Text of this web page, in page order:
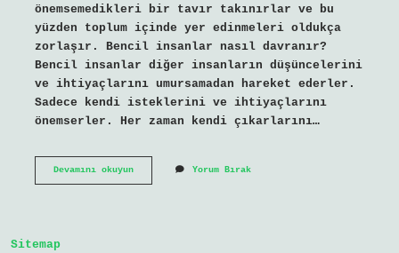
önemsemedikleri bir tavır takınırlar ve bu
yüzden toplum içinde yer edinmeleri oldukça
zorlaşır. Bencil insanlar nasıl davranır?
Bencil insanlar diğer insanların düşüncelerini
ve ihtiyaçlarını umursamadan hareket ederler.
Sadece kendi isteklerini ve ihtiyaçlarını
önemserler. Her zaman kendi çıkarlarını…
Devamını okuyunBencil
Yorum Bırak
Sitemap